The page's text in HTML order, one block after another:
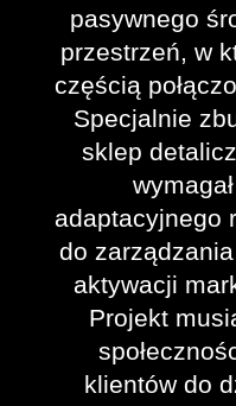
pasywnego
przestrzeń, w
częścią
Specjalnie
sklep
adaptacyjnego
do
aktywacji
Projekt
klientów do